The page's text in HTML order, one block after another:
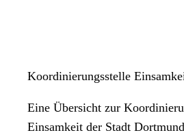
Koordinierungsstelle
Eine Übersicht zur
Einsamkeit der Stadt Dortmund